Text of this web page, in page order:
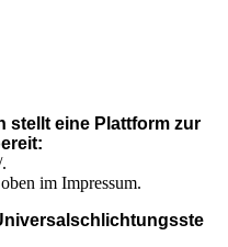
stellt eine Plattform zur
im Impressum.